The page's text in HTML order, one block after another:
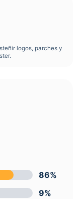
logos, parches y
86%
9%